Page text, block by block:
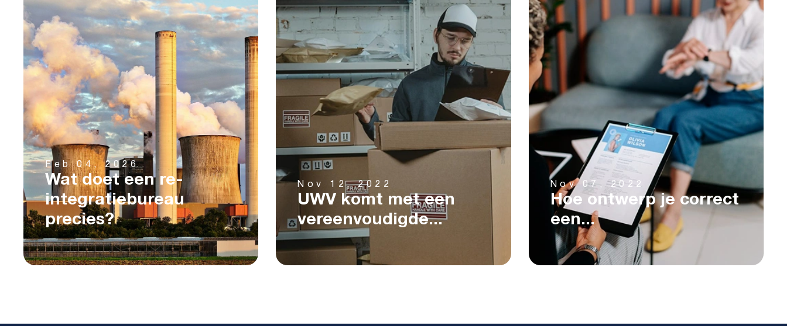
Feb 04, 2026
Wat doet een re-
integratiebureau
precies?
Nov 12, 2022
UWV komt met een
vereenvoudigde...
Nov 07, 2022
Hoe ontwerp je correct
een...